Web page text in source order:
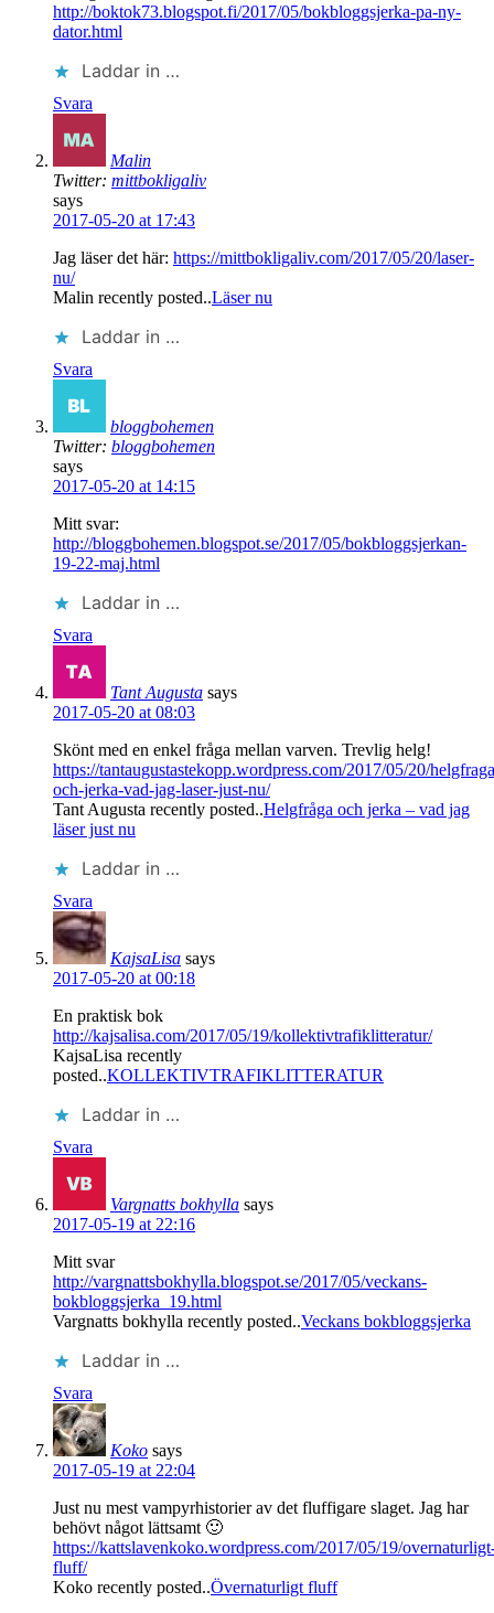
http://boktok73.blogspot.fi/2017/05/bokbloggsjerka-pa-ny-
dator.html
Laddar in …
Svara
Malin
Twitter: mittbokligaliv
says
2017-05-20 at 17:43
Jag läser det här: https://mittbokligaliv.com/2017/05/20/laser-
nu/
Malin recently posted..Läser nu
Laddar in …
Svara
bloggbohemen
Twitter: bloggbohemen
says
2017-05-20 at 14:15
Mitt svar:
http://bloggbohemen.blogspot.se/2017/05/bokbloggsjerkan-
19-22-maj.html
Laddar in …
Svara
Tant Augusta says
2017-05-20 at 08:03
Skönt med en enkel fråga mellan varven. Trevlig helg!
https://tantaugustastekopp.wordpress.com/2017/05/20/
och-jerka-vad-jag-laser-just-nu/
Tant Augusta recently posted..Helgfråga och jerka – vad jag
läser just nu
Laddar in …
Svara
KajsaLisa says
2017-05-20 at 00:18
En praktisk bok
http://kajsalisa.com/2017/05/19/kollektivtrafiklitteratur/
KajsaLisa recently
posted..KOLLEKTIVTRAFIKLITTERATUR
Laddar in …
Svara
Vargnatts bokhylla says
2017-05-19 at 22:16
Mitt svar
http://vargnattsbokhylla.blogspot.se/2017/05/veckans-
bokbloggsjerka_19.html
Vargnatts bokhylla recently posted..Veckans bokbloggsjerka
Laddar in …
Svara
Koko says
2017-05-19 at 22:04
Just nu mest vampyrhistorier av det fluffigare slaget. Jag har
behövt något lättsamt 🙂
https://kattslavenkoko.wordpress.com/2017/05/19/
fluff/
Koko recently posted..Övernaturligt fluff